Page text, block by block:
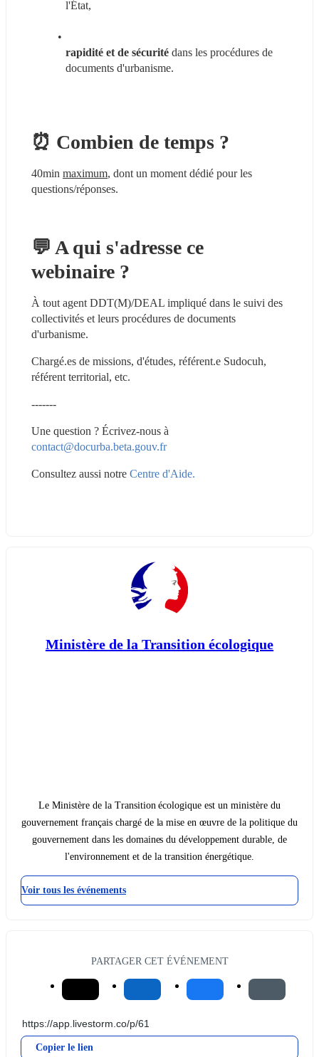
l'État,
rapidité et de sécurité dans les procédures de
documents d'urbanisme.
⏰ Combien de temps ?
40min maximum, dont un moment dédié pour les
questions/réponses.
💬 A qui s'adresse ce
webinaire ?
À tout agent DDT(M)/DEAL impliqué dans le suivi des
collectivités et leurs procédures de documents
d'urbanisme.
Chargé.es de missions, d'études, référent.e Sudocuh,
référent territorial, etc.
-------
contact@docurba.beta.gouv.fr
Consultez aussi notre Centre d'Aide.
Ministère de la Transition écologique
Le Ministère de la Transition écologique est un ministère du
gouvernement français chargé de la mise en œuvre de la politique du
gouvernement dans les domaines du développement durable, de
l'environnement et de la transition énergétique.
Voir tous les événements
PARTAGER CET ÉVÉNEMENT
Copier le lien